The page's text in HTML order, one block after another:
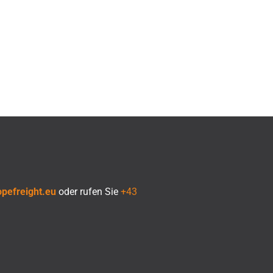
oder rufen Sie +43